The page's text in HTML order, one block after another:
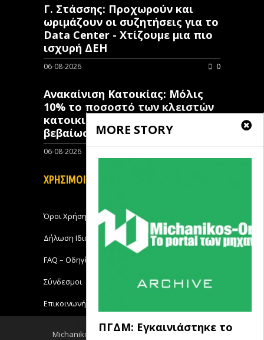
MORE STORY
ΠΓΔΜ: Εγκαινιάστηκε το
Γ. Στάσσης: Προχωρούν και
ωριμάζουν οι συζητήσεις για το
Data Center - Χτίζουμε μια πιο
ισχυρή ΔΕΗ
06-08-2026 0
Ανακαίνιση Κατοικίας: Μόλις
10% το ποσοστό των κλειστών
κατοικιών που έχουν λάβει
βεβαίωση ένταξης
06-08-2026
ΧΡΗΣΙΜΟΙ ΣΥΝΔΕΣΜΟΙ
Όροι Χρήσης
Δήλωση Ιδιωτικότητας
FAQ – Οδηγίες Χρήσης
Σύνδεσμοι
Επικοινωνήστε με το Michanikos-Online
Michanikos-Online 2018 - All Rights Reserved